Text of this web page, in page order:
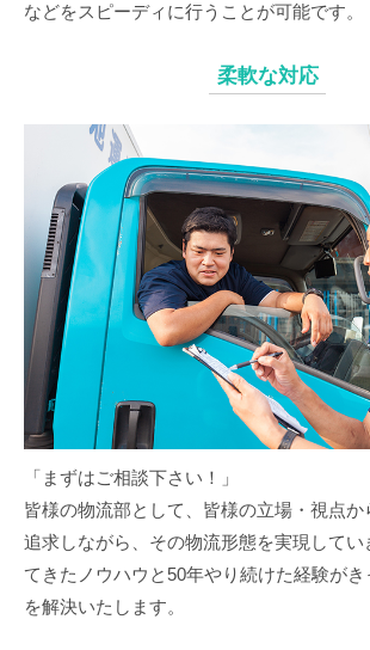
などをスピーディに行うことが可能です。
柔軟な対応
「まずはご相談下さい！」
皆様の物流部として、皆様の立場・視点か
追求しながら、その物流形態を実現してい
てきたノウハウと50年やり続けた経験が
を解決いたします。